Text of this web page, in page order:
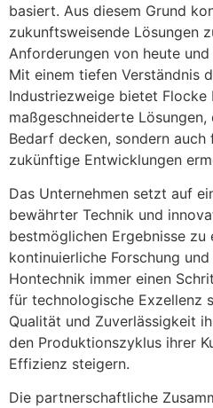
basiert. Aus diesem Grund
zukunftsweisende Lösungen
Anforderungen von heute
Mit einem tiefen Verständnis
Industriezweige bietet Flocke
maßgeschneiderte
Bedarf decken, sondern
zukünftige Entwicklungen
Das Unternehmen setzt auf
bewährter Technik und
bestmöglichen Ergebnisse zu
kontinuierliche Forschung
Hontechnik immer einen
für technologische Exzellenz
Qualität und Zuverlässigkeit
den Produktionszyklus ihrer
Effizienz steigern.
Die partnerschaftliche